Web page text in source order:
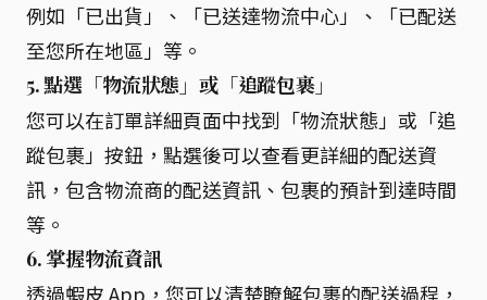
例如「已出貨」、「已送達物流中心」、「已配送
至您所在地區」等。
5. 點選「物流狀態」或「追蹤包裹」
您可以在訂單詳細頁面中找到「物流狀態」或「追
蹤包裹」按鈕，點選後可以查看更詳細的配送資
訊，包含物流商的配送資訊、包裹的預計到達時間
等。
6. 掌握物流資訊
透過蝦皮 App，您可以清楚瞭解包裹的配送過程，